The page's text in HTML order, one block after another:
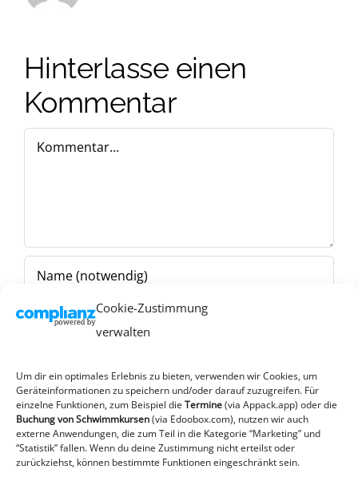
Cookie-Zustimmung
verwalten
Um dir ein optimales Erlebnis zu bieten, verwenden wir Cookies, um
Geräteinformationen zu speichern und/oder darauf zuzugreifen. Für
einzelne Funktionen, zum Beispiel die Termine(via Appack.app) oder die
Buchung von Schwimmkursen(via Edoobox.com), nutzen wir auch
externe Anwendungen, die zum Teil in die Kategorie “Marketing” und
“Statistik” fallen. Wenn du deine Zustimmung nicht erteilst oder
zurückziehst, können bestimmte Funktionen eingeschränkt sein.
Hinterlasse einen
Kommentar
Kommentar